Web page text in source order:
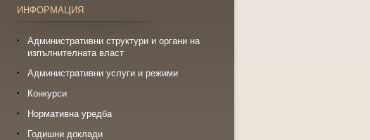
ИНФОРМАЦИЯ
Административни структури и органи на
изпълнителната власт
Административни услуги и режими
Конкурси
Нормативна уредба
Годишни доклади